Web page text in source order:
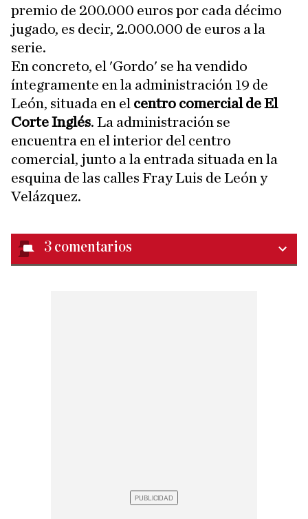
premio de 200.000 euros por cada décimo
jugado, es decir, 2.000.000 de euros a la
serie.
En concreto, el 'Gordo' se ha vendido
íntegramente en la administración 19 de
León, situada en el centro comercial de El
Corte Inglés. La administración se
encuentra en el interior del centro
comercial, junto a la entrada situada en la
esquina de las calles Fray Luis de León y
Velázquez.
3 comentarios